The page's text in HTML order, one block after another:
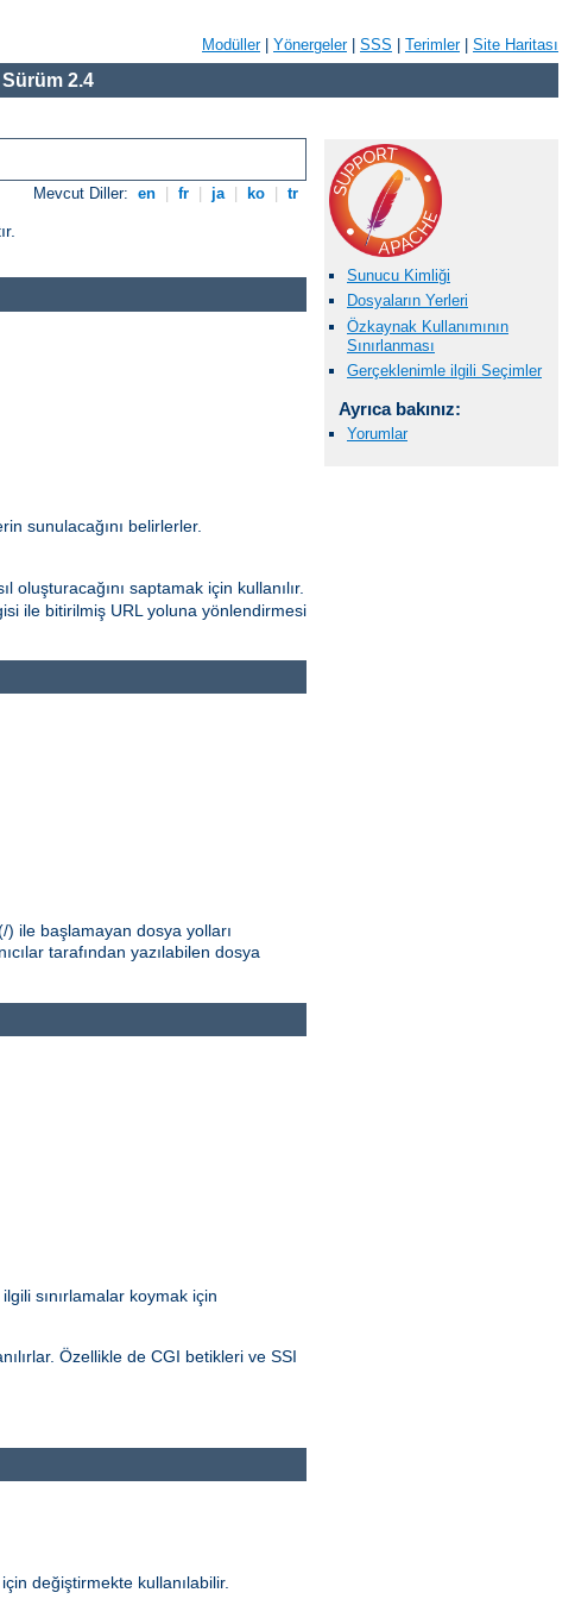
Modüller| Yönergeler| SSS Terimler| Site Haritası
2.4
Mevcut Diller: en fr ja ko tr
Sunucu Kimliği
Dosyaların Yerleri
Özkaynak Kullanımının
Sınırlanması
Gerçeklenimle ilgili Seçimler
Ayrıca bakınız:
Yorumlar
sunulacağını belirlerler.
oluşturacağını saptamak için kullanılır.
ile bitirilmiş URL yoluna yönlendirmesi
ile başlamayan dosya yolları
tarafından yazılabilen dosya
sınırlamalar koymak için
Özellikle de CGI betikleri ve SSI
değiştirmekte kullanılabilir.